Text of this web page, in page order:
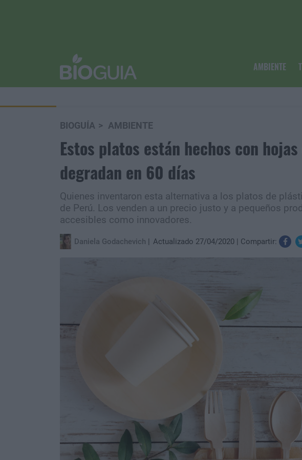
AMBIENTE
BIOGUÍA AMBIENTE
Estos platos están hechos con
degradan en 60 días
Quienes inventaron esta alternativa a los platos de
de Perú. Los venden a un precio justo y a pequeños
accesibles como innovadores.
Daniela Godachevich Actualizado 27/04/2020 Compartir: